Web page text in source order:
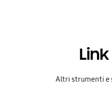
Altri strumenti e